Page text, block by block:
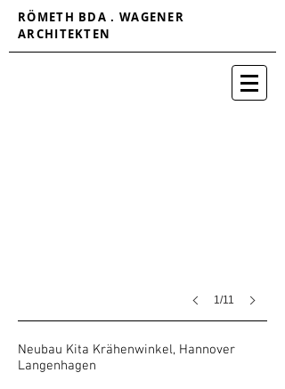
RÖMETH BDA . WAGENER
ARCHITEKTEN
1/11
Neubau Kita Krähenwinkel, Hannover
Langenhagen